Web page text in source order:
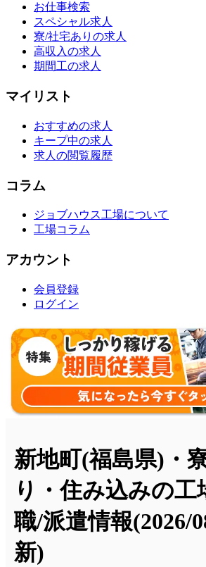
お仕事検索
スペシャル求人
寮/社宅ありの求人
高収入の求人
期間工の求人
マイリスト
おすすめの求人
キープ中の求人
求人の閲覧履歴
コラム
ジョブハウス工場について
工場コラム
アカウント
会員登録
ログイン
新地町(福島県)・
り・住み込みの工
職/派遣情報(2026/
新)